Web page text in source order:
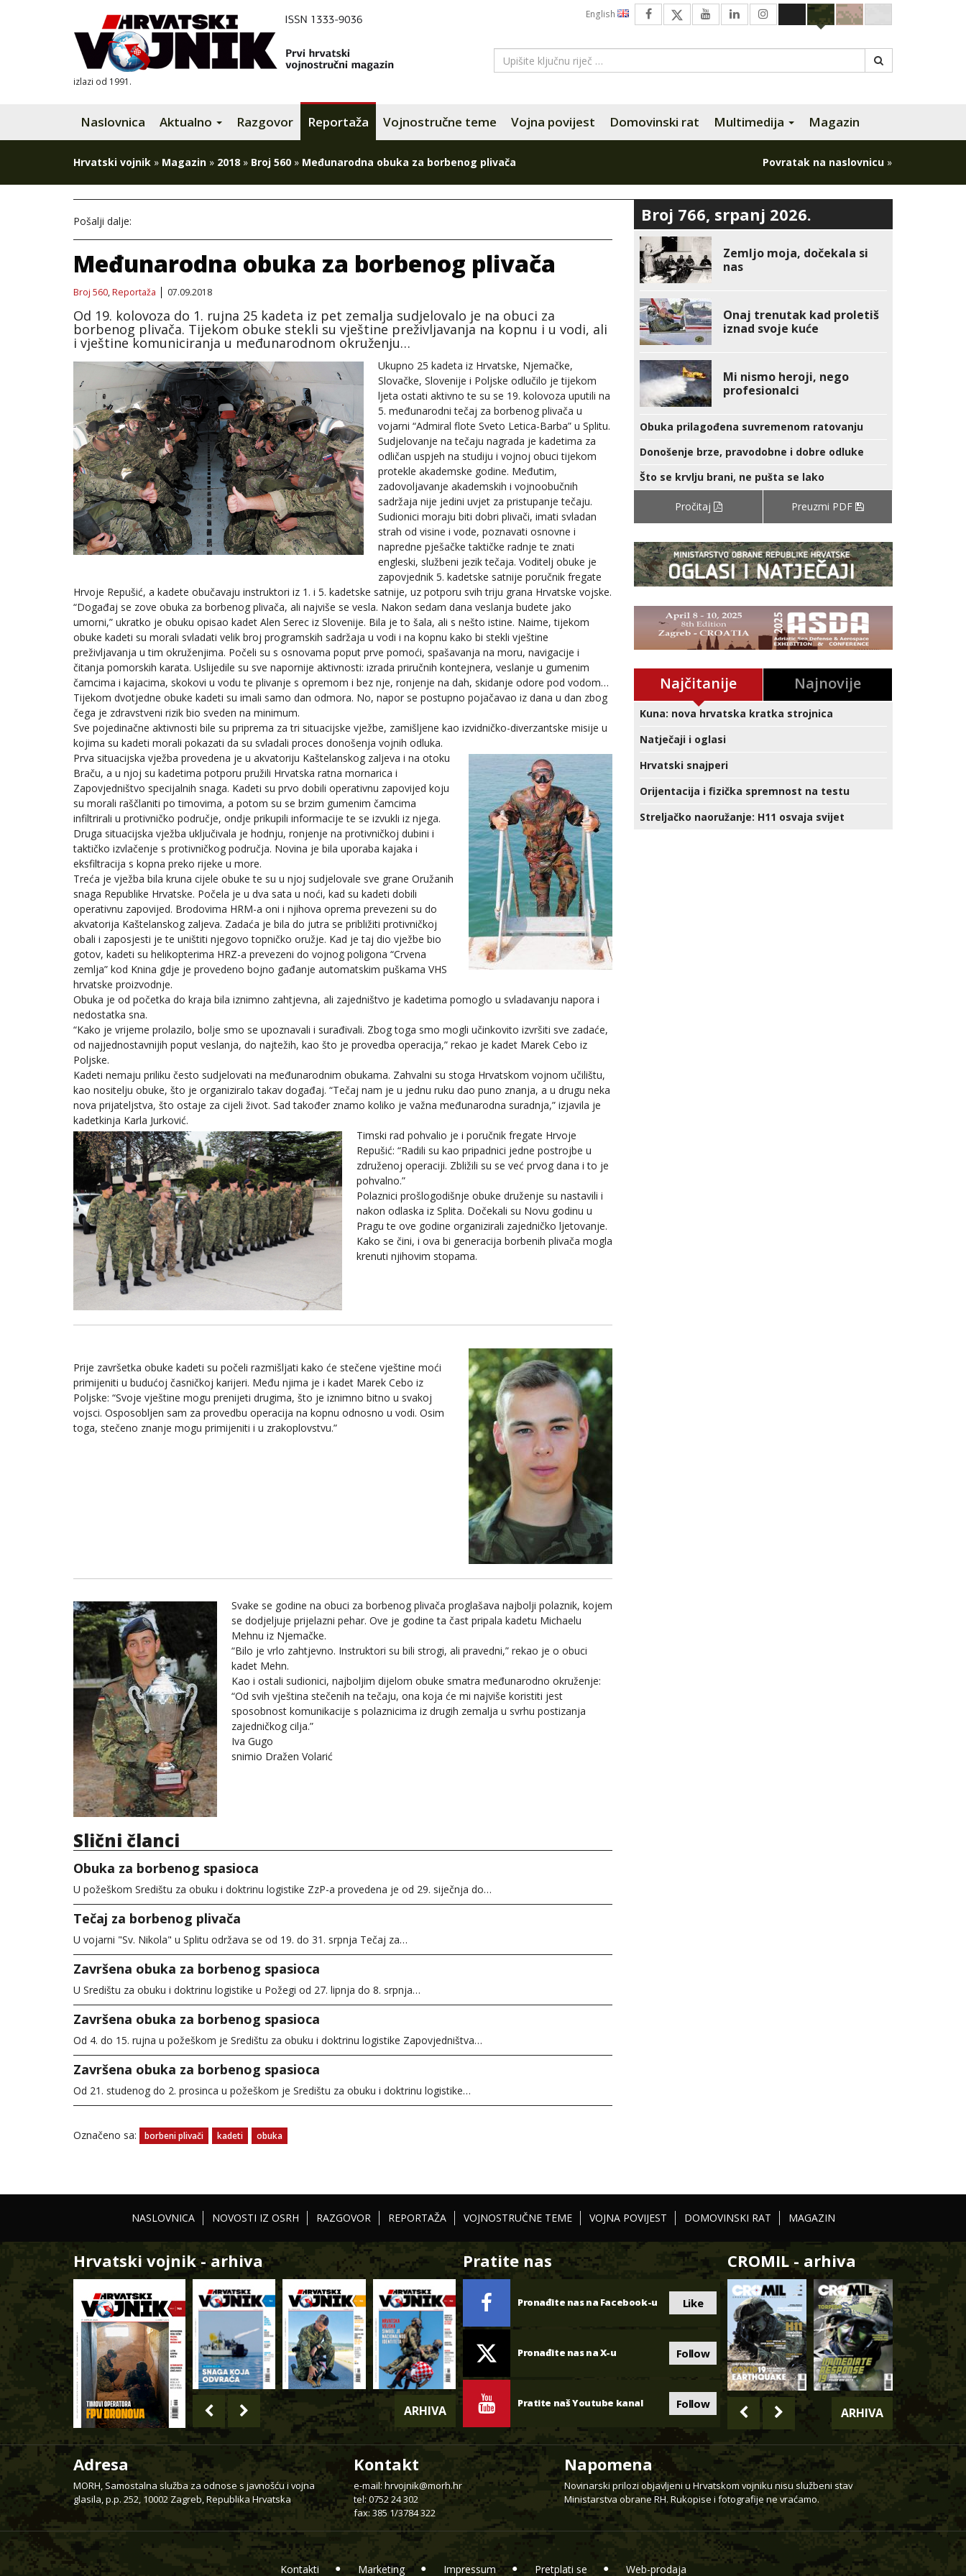
izlazi od 1991.
English
Naslovnica Aktualno Razgovor Reportaža Vojnostručne teme Vojna povijest Domovinski rat Multimedija Magazin
Hrvatski vojnik » Magazin » 2018 » Broj 560 » Međunarodna obuka za borbenog plivača Povratak na naslovnicu »
Pošalji dalje:
Međunarodna obuka za borbenog plivača
Broj 560,Reportaža 07.09.2018
Od 19. kolovoza do 1. rujna 25 kadeta iz pet zemalja sudjelovalo je na obuci za
borbenog plivača. Tijekom obuke stekli su vještine preživljavanja na kopnu i u vodi, ali
i vještine komuniciranja u međunarodnom okruženju…
Ukupno 25 kadeta iz Hrvatske, Njemačke,
Slovačke, Slovenije i Poljske odlučilo je tijekom
ljeta ostati aktivno te su se 19. kolovoza uputili na
5. međunarodni tečaj za borbenog plivača u
vojarni “Admiral flote Sveto Letica-Barba” u Splitu.
Sudjelovanje na tečaju nagrada je kadetima za
odličan uspjeh na studiju i vojnoj obuci tijekom
protekle akademske godine. Međutim,
zadovoljavanje akademskih i vojnoobučnih
sadržaja nije jedini uvjet za pristupanje tečaju.
Sudionici moraju biti dobri plivači, imati svladan
strah od visine i vode, poznavati osnovne i
napredne pješačke taktičke radnje te znati
engleski, službeni jezik tečaja. Voditelj obuke je
zapovjednik 5. kadetske satnije poručnik fregate
Hrvoje Repušić, a kadete obučavaju instruktori iz 1. i 5. kadetske satnije, uz potporu svih triju grana Hrvatske vojske.
“Događaj se zove obuka za borbenog plivača, ali najviše se vesla. Nakon sedam dana veslanja budete jako
umorni,” ukratko je obuku opisao kadet Alen Serec iz Slovenije. Bila je to šala, ali s nešto istine. Naime, tijekom
obuke kadeti su morali svladati velik broj programskih sadržaja u vodi i na kopnu kako bi stekli vještine
preživljavanja u tim okruženjima. Počeli su s osnovama poput prve pomoći, spašavanja na moru, navigacije i
čitanja pomorskih karata. Uslijedile su sve napornije aktivnosti: izrada priručnih kontejnera, veslanje u gumenim
čamcima i kajacima, skokovi u vodu te plivanje s opremom i bez nje, ronjenje na dah, skidanje odore pod vodom…
Tijekom dvotjedne obuke kadeti su imali samo dan odmora. No, napor se postupno pojačavao iz dana u dan zbog
čega je zdravstveni rizik bio sveden na minimum.
Sve pojedinačne aktivnosti bile su priprema za tri situacijske vježbe, zamišljene kao izvidničko-diverzantske misije u
kojima su kadeti morali pokazati da su svladali proces donošenja vojnih odluka.
Prva situacijska vježba provedena je u akvatoriju Kaštelanskog zaljeva i na otoku
Braču, a u njoj su kadetima potporu pružili Hrvatska ratna mornarica i
Zapovjedništvo specijalnih snaga. Kadeti su prvo dobili operativnu zapovijed koju
su morali raščlaniti po timovima, a potom su se brzim gumenim čamcima
infiltrirali u protivničko područje, ondje prikupili informacije te se izvukli iz njega.
Druga situacijska vježba uključivala je hodnju, ronjenje na protivničkoj dubini i
taktičko izvlačenje s protivničkog područja. Novina je bila uporaba kajaka i
eksfiltracija s kopna preko rijeke u more.
Treća je vježba bila kruna cijele obuke te su u njoj sudjelovale sve grane Oružanih
snaga Republike Hrvatske. Počela je u dva sata u noći, kad su kadeti dobili
operativnu zapovijed. Brodovima HRM-a oni i njihova oprema prevezeni su do
akvatorija Kaštelanskog zaljeva. Zadaća je bila do jutra se približiti protivničkoj
obali i zaposjesti je te uništiti njegovo topničko oružje. Kad je taj dio vježbe bio
gotov, kadeti su helikopterima HRZ-a prevezeni do vojnog poligona “Crvena
zemlja” kod Knina gdje je provedeno bojno gađanje automatskim puškama VHS
hrvatske proizvodnje.
Obuka je od početka do kraja bila iznimno zahtjevna, ali zajedništvo je kadetima pomoglo u svladavanju napora i
nedostatka sna.
“Kako je vrijeme prolazilo, bolje smo se upoznavali i surađivali. Zbog toga smo mogli učinkovito izvršiti sve zadaće,
od najjednostavnijih poput veslanja, do najtežih, kao što je provedba operacija,” rekao je kadet Marek Cebo iz
Poljske.
Kadeti nemaju priliku često sudjelovati na međunarodnim obukama. Zahvalni su stoga Hrvatskom vojnom učilištu,
kao nositelju obuke, što je organiziralo takav događaj. “Tečaj nam je u jednu ruku dao puno znanja, a u drugu neka
nova prijateljstva, što ostaje za cijeli život. Sad također znamo koliko je važna međunarodna suradnja,” izjavila je
kadetkinja Karla Jurković.
Timski rad pohvalio je i poručnik fregate Hrvoje
Repušić: “Radili su kao pripadnici jedne postrojbe u
združenoj operaciji. Zbližili su se već prvog dana i to je
pohvalno.”
Polaznici prošlogodišnje obuke druženje su nastavili i
nakon odlaska iz Splita. Dočekali su Novu godinu u
Pragu te ove godine organizirali zajedničko ljetovanje.
Kako se čini, i ova bi generacija borbenih plivača mogla
krenuti njihovim stopama.
Prije završetka obuke kadeti su počeli razmišljati kako će stečene vještine moći
primijeniti u budućoj časničkoj karijeri. Među njima je i kadet Marek Cebo iz
Poljske: “Svoje vještine mogu prenijeti drugima, što je iznimno bitno u svakoj
vojsci. Osposobljen sam za provedbu operacija na kopnu odnosno u vodi. Osim
toga, stečeno znanje mogu primijeniti i u zrakoplovstvu.”
Svake se godine na obuci za borbenog plivača proglašava najbolji polaznik, kojem
se dodjeljuje prijelazni pehar. Ove je godine ta čast pripala kadetu Michaelu
Mehnu iz Njemačke.
“Bilo je vrlo zahtjevno. Instruktori su bili strogi, ali pravedni,” rekao je o obuci
kadet Mehn.
Kao i ostali sudionici, najboljim dijelom obuke smatra međunarodno okruženje:
“Od svih vještina stečenih na tečaju, ona koja će mi najviše koristiti jest
sposobnost komunikacije s polaznicima iz drugih zemalja u svrhu postizanja
zajedničkog cilja.”
Iva Gugo
snimio Dražen Volarić
Slični članci
Obuka za borbenog spasioca
U požeškom Središtu za obuku i doktrinu logistike ZzP-a provedena je od 29. siječnja do…
Tečaj za borbenog plivača
U vojarni "Sv. Nikola" u Splitu održava se od 19. do 31. srpnja Tečaj za…
Završena obuka za borbenog spasioca
U Središtu za obuku i doktrinu logistike u Požegi od 27. lipnja do 8. srpnja…
Završena obuka za borbenog spasioca
Od 4. do 15. rujna u požeškom je Središtu za obuku i doktrinu logistike Zapovjedništva…
Završena obuka za borbenog spasioca
Od 21. studenog do 2. prosinca u požeškom je Središtu za obuku i doktrinu logistike…
Označeno sa: borbeni plivači kadeti obuka
Broj 766, srpanj 2026.
Zemljo moja, dočekala si
nas
Onaj trenutak kad proletiš
iznad svoje kuće
Mi nismo heroji, nego
profesionalci
Obuka prilagođena suvremenom ratovanju
Donošenje brze, pravodobne i dobre odluke
Što se krvlju brani, ne pušta se lako
Pročitaj Preuzmi PDF
Najčitanije Najnovije
Kuna: nova hrvatska kratka strojnica
Natječaji i oglasi
Hrvatski snajperi
Orijentacija i fizička spremnost na testu
Streljačko naoružanje: H11 osvaja svijet
NASLOVNICA NOVOSTI IZ OSRH RAZGOVOR REPORTAŽA VOJNOSTRUČNE TEME VOJNA POVIJEST DOMOVINSKI RAT MAGAZIN
Hrvatski vojnik - arhiva
ARHIVA
Pratite nas
Pronađite nas na Facebook-u Like
Pronađite nas na X-u Follow
Pratite naš Youtube kanal Follow
CROMIL - arhiva
ARHIVA
Adresa
MORH, Samostalna služba za odnose s javnošću i vojna
glasila, p.p. 252, 10002 Zagreb, Republika Hrvatska
Kontakt
e-mail:hrvojnik@morh.hr
tel: 0752 24 302
fax: 385 1/3784 322
Napomena
Novinarski prilozi objavljeni u Hrvatskom vojniku nisu službeni stav
Ministarstva obrane RH. Rukopise i fotografije ne vraćamo.
Kontakti Marketing Impressum Pretplati se Web-prodaja